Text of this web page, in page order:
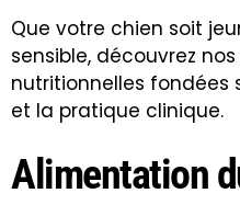
Que votre chien soit
sensible, découvrez
nutritionnelles fondées
et la pratique clinique.
Alimentation